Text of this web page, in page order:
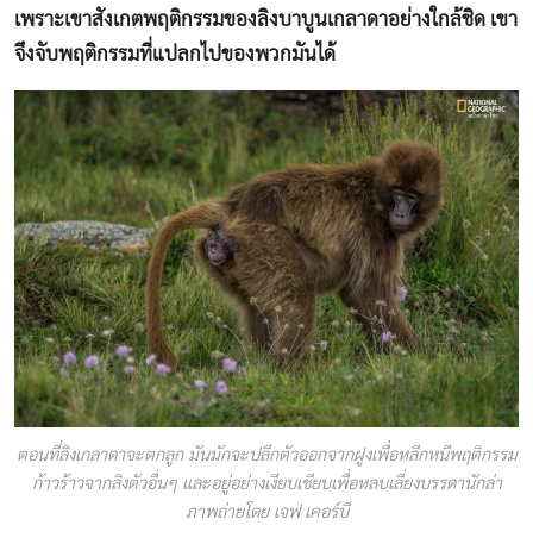
เพราะเขาสังเกตพฤติกรรมของลิงบาบูนเกลาดาอย่างใกล้ชิด เขา
จึงจับพฤติกรรมที่แปลกไปของพวกมันได้
ตอนที่ลิงเกลาดาจะตกลูก มันมักจะปลีกตัวออกจากฝูงเพื่อหลีกหนีพฤติกรรม
ก้าวร้าวจากลิงตัวอื่นๆ และอยู่อย่างเงียบเชียบเพื่อหลบเลี่ยงบรรดานักล่า
ภาพถ่ายโดย เจฟ เคอร์บี